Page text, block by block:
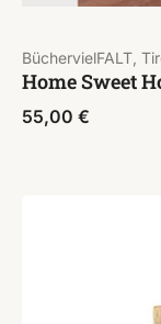
BüchervielFALT,
Home Sweet
55,00 €